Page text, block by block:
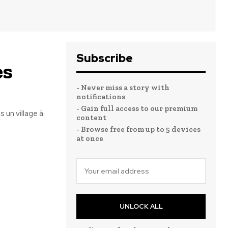
un village à
Subscribe
- Never miss a story with
notifications
- Gain full access to our premium
content
- Browse free from up to 5 devices
at once
UNLOCK ALL